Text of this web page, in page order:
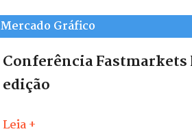
Mercado Gráfico
Conferência Fastmarkets
edição
Leia +